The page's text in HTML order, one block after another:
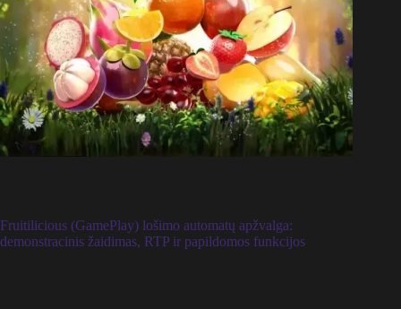
Fruitilicious (GamePlay) lošimo automatų apžvalga:
demonstracinis žaidimas, RTP ir papildomos funkcijos